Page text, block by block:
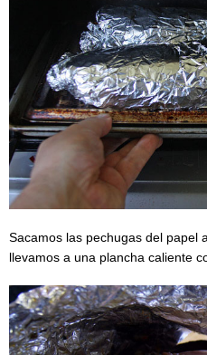
Sacamos las pechugas del papel
llevamos a una plancha caliente